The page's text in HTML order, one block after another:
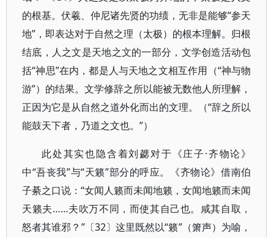
的根基。伏羲、仲尼诸先贤的功绩，无非是能够“参天
地”，即表达对于自然之理（太极）的根本理解。归根
结底，人之文是天地之文的一部分，文学创造活动包
括“神思”在内，都是人与天地之文相互作用（“神与物
游”）的结果。文学修辞之所以能被无数他人所理解，
正因为它是从自然之道外化而出的文理。（“辞之所以
能鼓天下者，乃道之文也。”）
此处其实也隐含着刘勰对于《庄子·齐物论》
中“吾丧我”与“天籁”部分的呼应。《齐物论》借南伯
子綦之口说：“女闻人籁而未闻地籁，女闻地籁而未闻
天籁夫……夫吹万不同，而使其自己也。咸其自取，
怒者其谁邪？”〔32〕这里既然以“籁”（箫声）为喻，